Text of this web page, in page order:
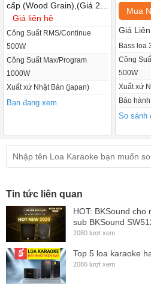
Mặt sau là thông số sản phẩm, chi
tần số và hệ thống cổng kết nối,
trình phối ghép đơn giản.
Đặc điểm tính năng loa karaoke
Loa karaoke Domus DK612 được
trong đó gồm loa bass đường kính
khả năng tái tạo âm thanh đầy đủ
cấp (Wood Grain),(Giá 2
chiếc)
Giá liên hệ
Công Suất RMS/Continue
500W
Công Suất Max/Program
1000W
Xuất xứ Nhật Bản (japan)
Bạn đang xem
Mua
Giá
Bass loa
Công
500W
Xuất xứ
Bảo
So sánh
Tin tức liên quan
HOT: BKSound
sub BKSound
2080 lượt xem
Top 5 loa karaoke
2086 lượt xem